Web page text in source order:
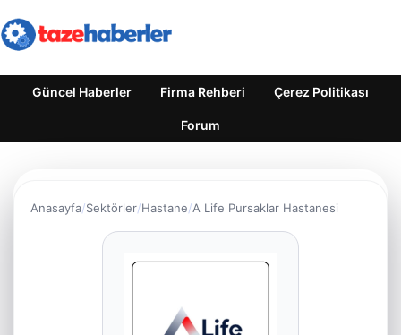
Güncel Haberler Firma Rehberi Çerez Politikası
Forum
Anasayfa Sektörler Hastane A Life Pursaklar Hastanesi